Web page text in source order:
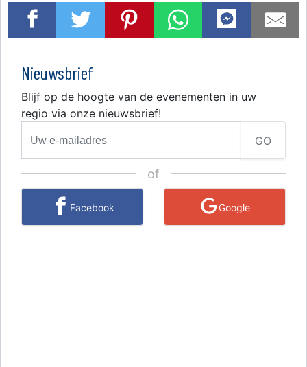
Nieuwsbrief
Blijf op de hoogte van de evenementen in uw
regio via onze nieuwsbrief!
GO
of
Facebook Google